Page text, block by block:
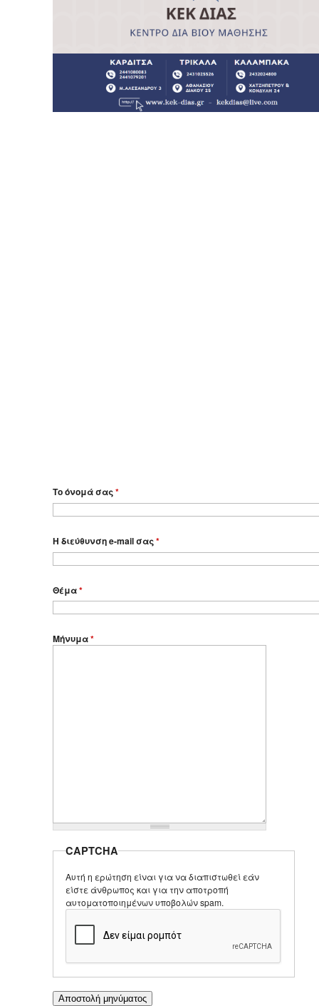
Το όνομά σας*
Η διεύθυνση e-mail σας*
Θέμα*
Μήνυμα*
CAPTCHA
Αυτή η ερώτηση είναι για να διαπιστωθεί εάν
είστε άνθρωπος και για την αποτροπή
αυτοματοποιημένων υποβολών spam.